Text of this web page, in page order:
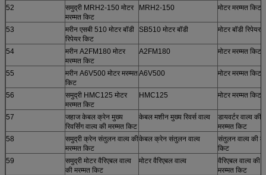
52
समुद्री MRH2-150 मोटर
मरम्मत किट
MRH2-150 मोटर मरम्मत किट
53
मरीन एसबी 510 मोटर बॉडी
रिपेयर किट
SB510 मोटर बॉडी मोटर बॉडी रिपेयर
54
मरीन A2FM180 मोटर
मरम्मत किट
A2FM180 मोटर मरम्मत किट
55
मरीन A6V500 मोटर मरम्मत
किट
A6V500 मोटर मरम्मत किट
56
समुद्री HMC125 मोटर
मरम्मत किट
HMC125 मोटर मरम्मत किट
57
जहाज केबल क्रेन मुख्य
रिवर्सिंग वाल्व की मरम्मत किट
केबल मशीन मुख्य रिवर्स वाल्व
डायवर्टर वाल्व की
मरम्मत किट
58
समुद्री क्रेन संतुलन वाल्व की
मरम्मत किट
केबल क्रेन संतुलन वाल्व
संतुलन वाल्व की
किट
59
समुद्री मोटर वैरिएबल वाल्व
की मरम्मत किट
मोटर वैरिएबल वाल्व
वैरिएबल वाल्व की
मरम्मत किट